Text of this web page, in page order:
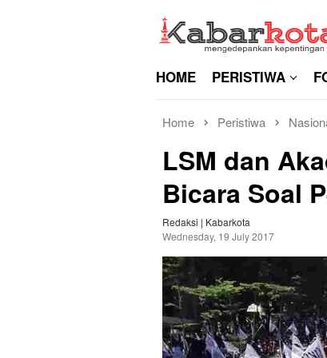
HOME PERISTIWA
Home Peristiwa
LSM dan
Bicara Soal
Redaksi | Kabarkota
Wednesday, 19 July 2017